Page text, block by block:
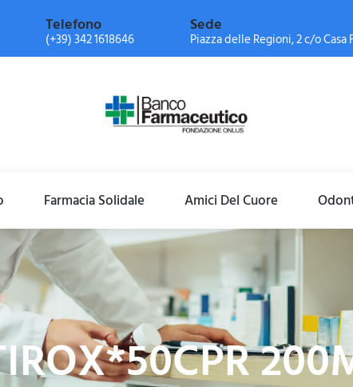
Telefono
(+39) 342 1618646
Sede
Piazza delle Regioni, 2 c/o
Farmacia Solidale Amici Del Cuore